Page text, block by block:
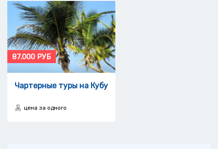
87.000 РУБ
Чартерные туры на Кубу
цена за одного